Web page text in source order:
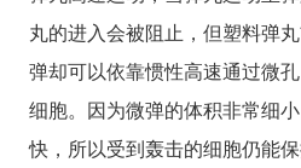
丸的进入会被阻止，但塑料弹
弹却可以依靠惯性高速通过微
细胞。因为微弹的体积非常细
快，所以受到轰击的细胞仍能